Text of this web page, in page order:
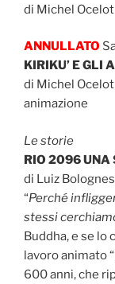
di Michel Ocelot
ANNULLATO
KIRIKU’ E GLI
di Michel
animazione
Le storie
RIO 2096 UNA
di Luiz
“Perché
stessi
Buddha, e se lo
lavoro animato
600 anni, che